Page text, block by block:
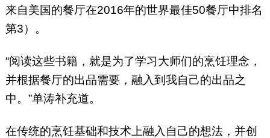
来自美国的餐厅在2016年的世界最佳50餐厅中排名
第3）。
“阅读这些书籍，就是为了学习大师们的烹饪理念，
并根据餐厅的出品需要，融入到我自己的出品之
中。”单涛补充道。
在传统的烹饪基础和技术上融入自己的想法，并创